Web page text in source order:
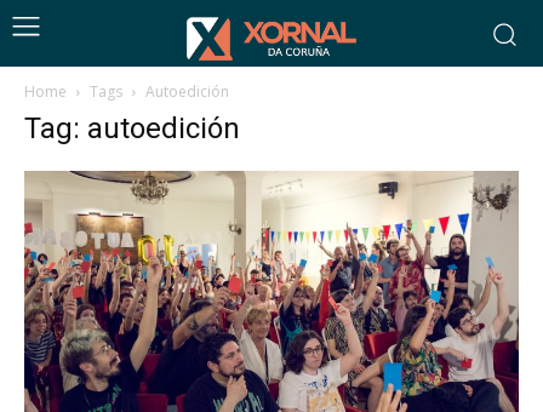
Home Tags Autoedición
Tag: autoedición